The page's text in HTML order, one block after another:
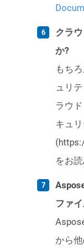
クラ
か?
もち
ュリ
ラウ
キュ
をお読
ファ
から